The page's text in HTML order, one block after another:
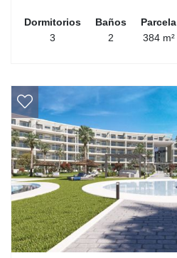
Dormitorios
3
Baños
2
Parcela
384 m²